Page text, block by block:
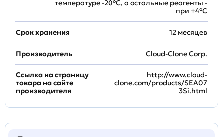
температуре -20°C, а остальные реагенты -
при +4°С
Срок хранения 12 месяцев
Производитель Cloud-Clone Corp.
Ссылка на страницу
товара на сайте
производителя
http://www.cloud-
clone.com/products/SEA07
3Si.html